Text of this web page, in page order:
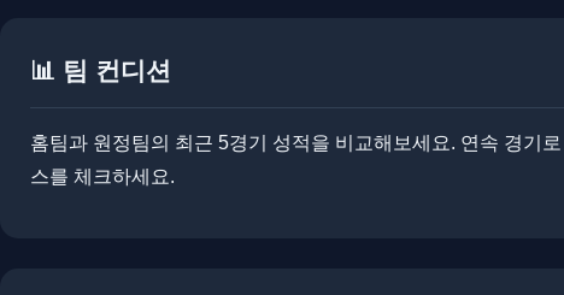
📊 팀 컨디션
홈팀과 원정팀의 최근 5경기 성적을 비교해보세요. 연속 경기
스를 체크하세요.